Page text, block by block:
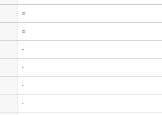
○
○
-
-
-
-